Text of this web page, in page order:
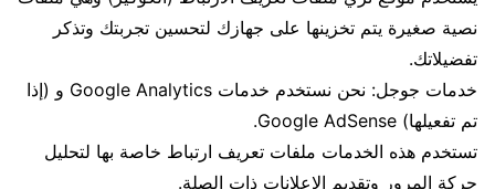
نصية صغيرة يتم تخزينها على جهازك لتحسين تجربتك وتذكر
تفضيلاتك.
خدمات جوجل: نحن نستخدم خدمات Google Analytics و (إذا
تم تفعيلها) Google AdSense.
تستخدم هذه الخدمات ملفات تعريف ارتباط خاصة بها لتحليل
حركة المرور وتقديم الإعلانات ذات الصلة.